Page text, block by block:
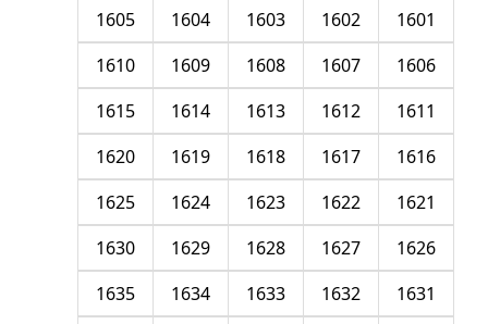
1601
1602
1603
1604
1605
1606
1607
1608
1609
1610
1611
1612
1613
1614
1615
1616
1617
1618
1619
1620
1621
1622
1623
1624
1625
1626
1627
1628
1629
1630
1631
1632
1633
1634
1635